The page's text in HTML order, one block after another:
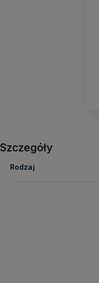
Szczegóły
Rodzaj